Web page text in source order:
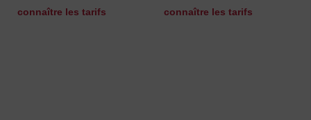
connaître les tarifs
connaître les tarifs